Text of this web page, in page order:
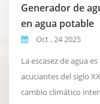
Generador de
en agua potable
Oct , 24 2025
La escasez de agua
acuciantes del siglo
cambio climático